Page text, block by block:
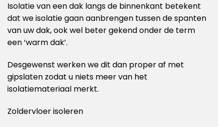
Isolatie van een dak langs de binnenkant betekent
dat we isolatie gaan aanbrengen tussen de spanten
van uw dak, ook wel beter gekend onder de term
een ‘warm dak’.
Desgewenst werken we dit dan proper af met
gipslaten zodat u niets meer van het
isolatiemateriaal merkt.
Zoldervloer isoleren